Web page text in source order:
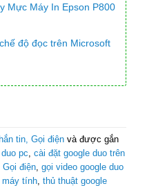
Mực Máy In Epson P800
độ đọc trên Microsoft
tin, Gọi điện và được gắn
pc cài đặt google duo trên
Gọi điện gọi video google duo
máy tính thủ thuật google